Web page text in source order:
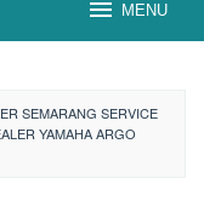
MENU
SEMARANG SERVICE
YAMAHA ARGO